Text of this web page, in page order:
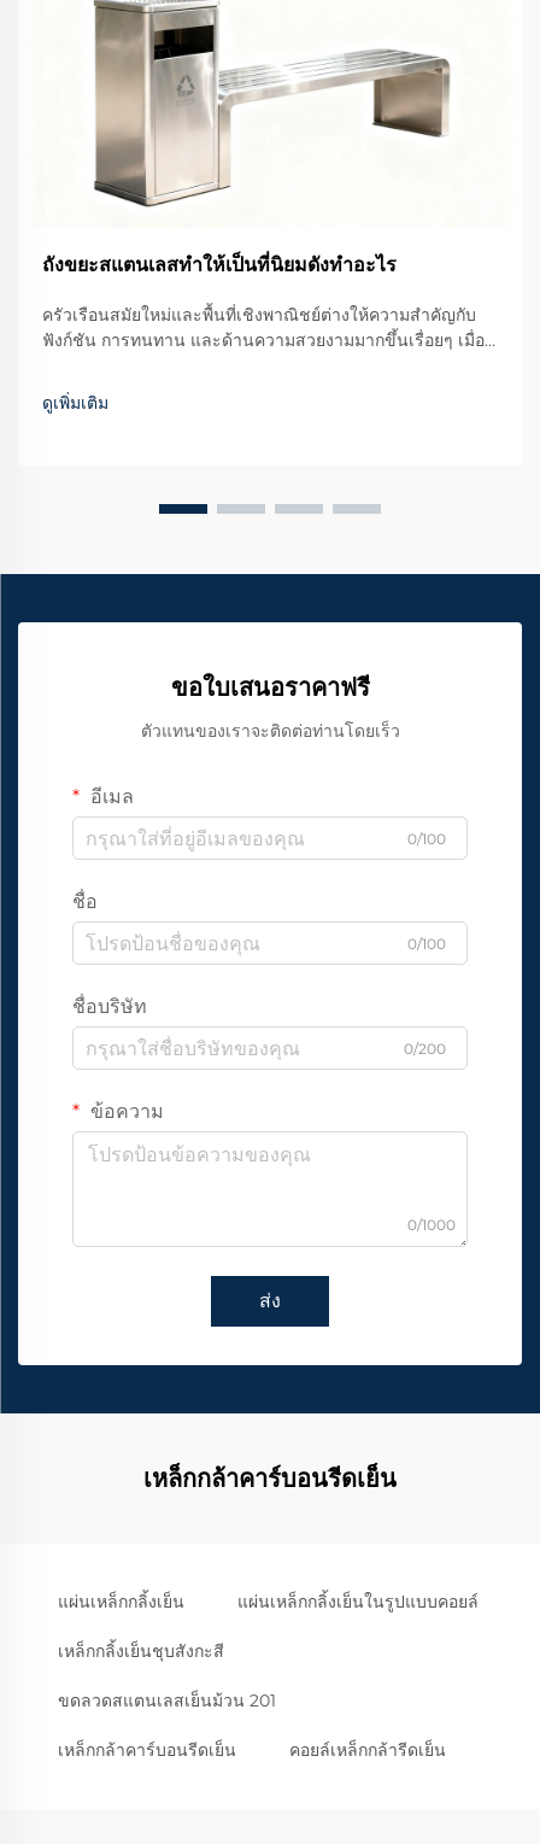
ถังขยะสแตนเลสทําให้เป็นที่นิยมดังทําอะไร
ครัวเรือนสมัยใหม่และพื้นที่เชิงพาณิชย์ต่างให้ความสำคัญกับ
ฟังก์ชัน การทนทาน และด้านความสวยงามมากขึ้นเรื่อยๆ เมื่อ
ขยะสแตนเลสได้กลายเป็นตัวเลือกอันดับต้นๆ...
ดูเพิ่มเติม
ขอใบเสนอราคาฟรี
ตัวแทนของเราจะติดต่อท่านโดยเร็ว
อีเมล
0/100
ชื่อ
0/100
ชื่อบริษัท
0/200
ข้อความ
0/1000
ส่ง
เหล็กกล้าคาร์บอนรีดเย็น
แผ่นเหล็กกลิ้งเย็น แผ่นเหล็กกลิ้งเย็นในรูปแบบคอยล์
เหล็กกลิ้งเย็นชุบสังกะสี
ขดลวดสแตนเลสเย็นม้วน 201
เหล็กกล้าคาร์บอนรีดเย็น คอยล์เหล็กกล้ารีดเย็น